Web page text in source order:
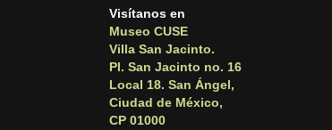
Visítanos en
Museo CUSE
Villa San Jacinto.
Pl. San Jacinto no. 16
Local 18. San Ángel,
Ciudad de México,
CP 01000